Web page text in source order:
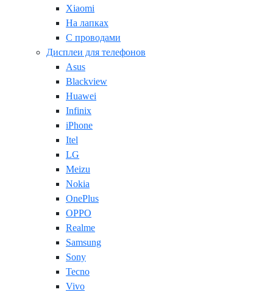
Xiaomi
На лапках
С проводами
Дисплеи для телефонов
Asus
Blackview
Huawei
Infinix
iPhone
Itel
LG
Meizu
Nokia
OnePlus
OPPO
Realme
Samsung
Sony
Tecno
Vivo